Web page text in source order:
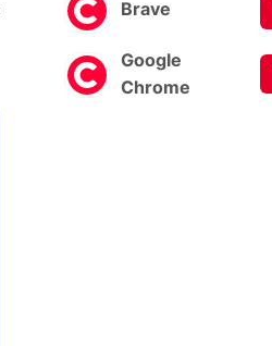
Brave
Google
Chrome